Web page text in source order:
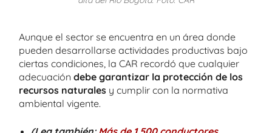
Aunque el sector se encuentra en un área donde
pueden desarrollarse actividades productivas bajo
ciertas condiciones, la CAR recordó que cualquier
adecuación debe garantizar la protección de los
recursos naturales y cumplir con la normativa
ambiental vigente.